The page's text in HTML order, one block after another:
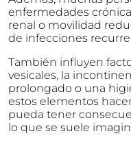
enfermedades
renal o movilidad
de infecciones
También influyen
vesicales, la
prolongado o una
estos elementos
pueda tener
lo que se suele